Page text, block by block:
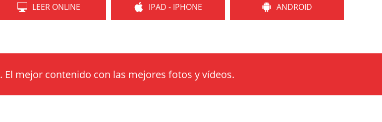
LEER ONLINE IPAD - IPHONE ANDROID
. El mejor contenido con las mejores fotos y vídeos.